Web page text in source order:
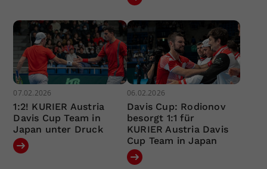
07.02.2026
1:2! KURIER Austria
Davis Cup Team in
Japan unter Druck
06.02.2026
Davis Cup: Rodionov
besorgt 1:1 für
KURIER Austria Davis
Cup Team in Japan